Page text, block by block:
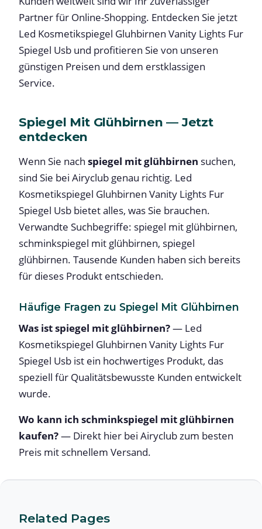
Partner für Online-Shopping. Entdecken Sie jetzt
Led Kosmetikspiegel Gluhbirnen Vanity Lights Fur
Spiegel Usb und profitieren Sie von unseren
günstigen Preisen und dem erstklassigen
Service.
Spiegel Mit Glühbirnen — Jetzt
entdecken
Wenn Sie nach spiegel mit glühbirnen suchen,
sind Sie bei Airyclub genau richtig. Led
Kosmetikspiegel Gluhbirnen Vanity Lights Fur
Spiegel Usb bietet alles, was Sie brauchen.
Verwandte Suchbegriffe: spiegel mit glühbirnen,
schminkspiegel mit glühbirnen, spiegel
glühbirnen. Tausende Kunden haben sich bereits
für dieses Produkt entschieden.
Häufige Fragen zu Spiegel Mit Glühbirnen
Was ist spiegel mit glühbirnen?— Led
Kosmetikspiegel Gluhbirnen Vanity Lights Fur
Spiegel Usb ist ein hochwertiges Produkt, das
speziell für Qualitätsbewusste Kunden entwickelt
wurde.
Wo kann ich schminkspiegel mit glühbirnen
kaufen?— Direkt hier bei Airyclub zum besten
Preis mit schnellem Versand.
Related Pages